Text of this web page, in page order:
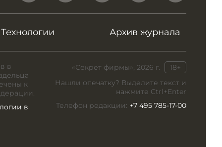
Технологии Архив журнала
«Секрет фирмы», 2026 г.
18+
Нашли опечатку? Выделите текст и
нажмите Ctrl+Enter
Телефон редакции: +7 495 785-17-00
в
к
в